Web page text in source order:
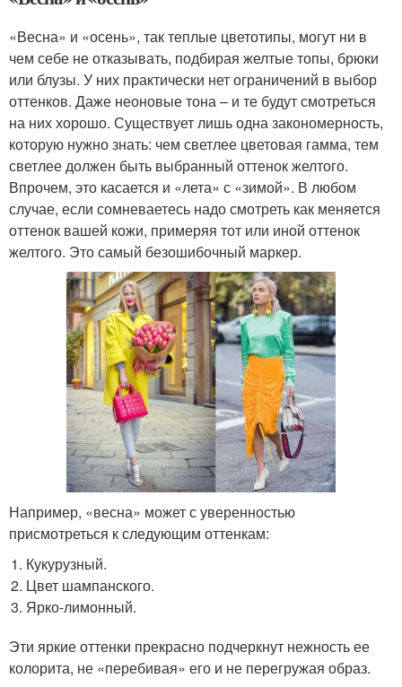
«Весна» и «осень», так теплые цветотипы, могут ни в
чем себе не отказывать, подбирая желтые топы, брюки
или блузы. У них практически нет ограничений в выбор
оттенков. Даже неоновые тона – и те будут смотреться
на них хорошо. Существует лишь одна закономерность,
которую нужно знать: чем светлее цветовая гамма, тем
светлее должен быть выбранный оттенок желтого.
Впрочем, это касается и «лета» с «зимой». В любом
случае, если сомневаетесь надо смотреть как меняется
оттенок вашей кожи, примеряя тот или иной оттенок
желтого. Это самый безошибочный маркер.
Например, «весна» может с уверенностью
присмотреться к следующим оттенкам:
Кукурузный.
Цвет шампанского.
Ярко-лимонный.
Эти яркие оттенки прекрасно подчеркнут нежность ее
колорита, не «перебивая» его и не перегружая образ.